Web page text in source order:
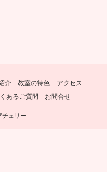
介 教室の特色
アクセス
あるご質問 お問合せ
チェリー